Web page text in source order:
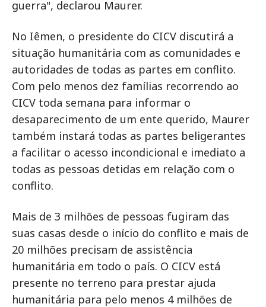
guerra", declarou Maurer.
No Iêmen, o presidente do CICV discutirá a
situação humanitária com as comunidades e
autoridades de todas as partes em conflito.
Com pelo menos dez famílias recorrendo ao
CICV toda semana para informar o
desaparecimento de um ente querido, Maurer
também instará todas as partes beligerantes
a facilitar o acesso incondicional e imediato a
todas as pessoas detidas em relação com o
conflito.
Mais de 3 milhões de pessoas fugiram das
suas casas desde o início do conflito e mais de
20 milhões precisam de assistência
humanitária em todo o país. O CICV está
presente no terreno para prestar ajuda
humanitária para pelo menos 4 milhões de